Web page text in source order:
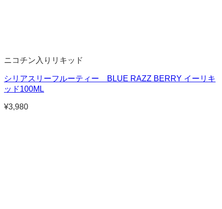
ニコチン入りリキッド
シリアスリーフルーティー BLUE RAZZ BERRY イーリキ
ッド100ML
¥3,980